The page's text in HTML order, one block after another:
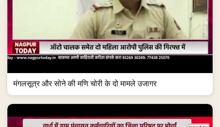
मंगलसूत्र और सोने की मणि चोरी के दो मामले उजागर